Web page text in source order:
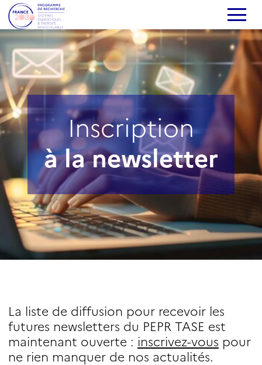
Inscription
à la newsletter
La liste de diffusion pour recevoir les
futures newsletters du PEPR TASE est
maintenant ouverte : inscrivez-vous pour
ne rien manquer de nos actualités.